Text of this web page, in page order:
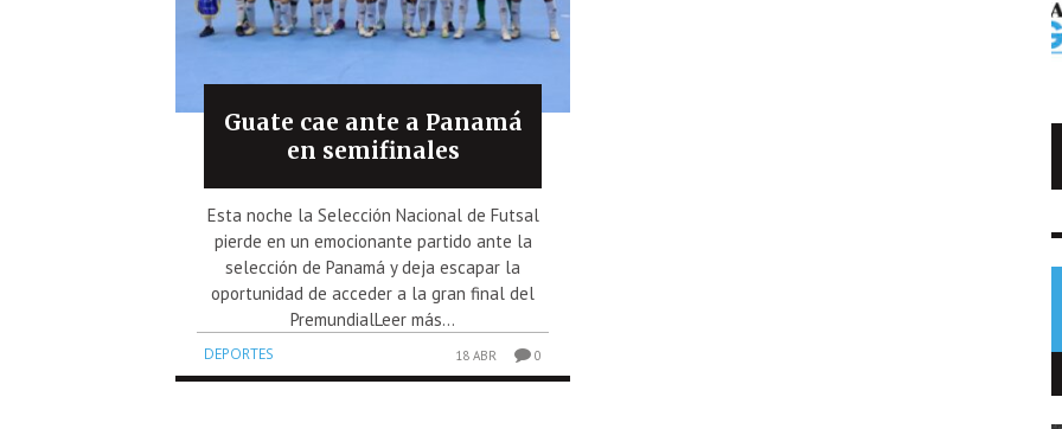
Guate cae ante a Panamá
en semifinales
Esta noche la Selección Nacional de Futsal
pierde en un emocionante partido ante la
selección de Panamá y deja escapar la
oportunidad de acceder a la gran final del
PremundialLeer más...
DEPORTES 18 ABR 0